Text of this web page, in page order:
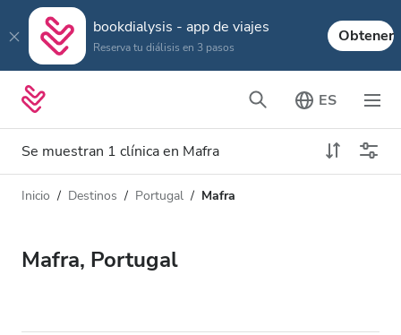
bookdialysis - app de viajes
Reserva tu diálisis en 3 pasos
Obtener
ES
Se muestran 1 clínica en Mafra
Tipo de diálisis
Todas las diálisis
Distancia
Inicio Destinos Portugal Mafra
Mafra, Portugal